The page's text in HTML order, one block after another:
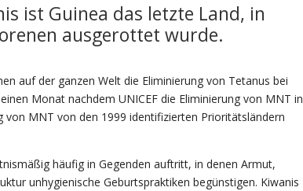
ist Guinea das letzte Land, in
ausgerottet wurde.
auf der ganzen Welt die Eliminierung von Tetanus bei
Monat nachdem UNICEF die Eliminierung von MNT in
von MNT von den 1999 identifizierten Prioritätsländern
häufig in Gegenden auftritt, in denen Armut,
unhygienische Geburtspraktiken begünstigen. Kiwanis